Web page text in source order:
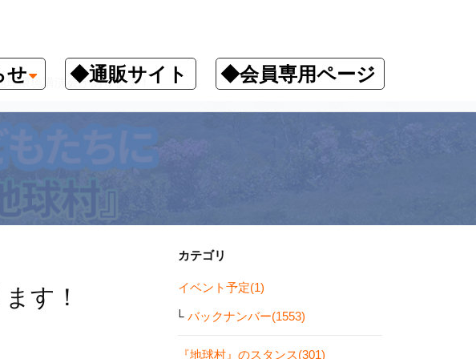
せ ◆通販サイト ◆会員専用ページ
環境講演会があります！
す！
カテゴリ
イベント予定(1)
バックナンバー(1553)
『地球村』のスタンス(301)